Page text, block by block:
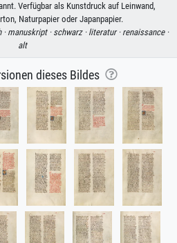
Verfügbar als Kunstdruck auf Leinwand,
Naturpapier oder Japanpapier.
· manuskript · schwarz · literatur · renaissance ·
alt
dieses Bildes